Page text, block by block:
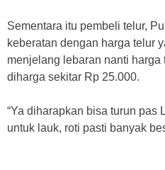
Sementara itu pembeli telur,
keberatan dengan harga telur
menjelang lebaran nanti harga
diharga sekitar Rp 25.000.
“Ya diharapkan bisa turun pas
untuk lauk, roti pasti banyak